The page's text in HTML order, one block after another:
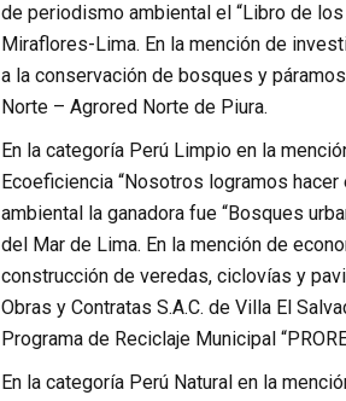
de periodismo ambiental el “Libro de
Miraflores-Lima. En la mención de
a la conservación de bosques y
Norte – Agrored Norte de Piura.
En la categoría Perú Limpio en la
Ecoeficiencia “Nosotros logramos
ambiental la ganadora fue “Bosques
del Mar de Lima. En la mención de
construcción de veredas, ciclovías y
Obras y Contratas S.A.C. de Villa El
Programa de Reciclaje Municipal
En la categoría Perú Natural en la